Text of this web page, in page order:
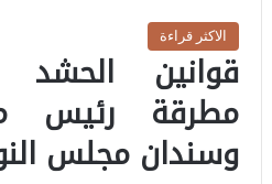
الاكثر قراءة
قوانين
مطرقة رئيس
وسندان مجلس